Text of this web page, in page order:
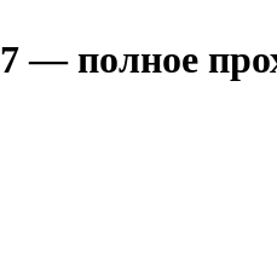
— полное